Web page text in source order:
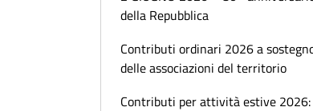
della Repubblica
Contributi ordinari 2026 a
delle associazioni del territorio
Contributi per attività estive 2026: